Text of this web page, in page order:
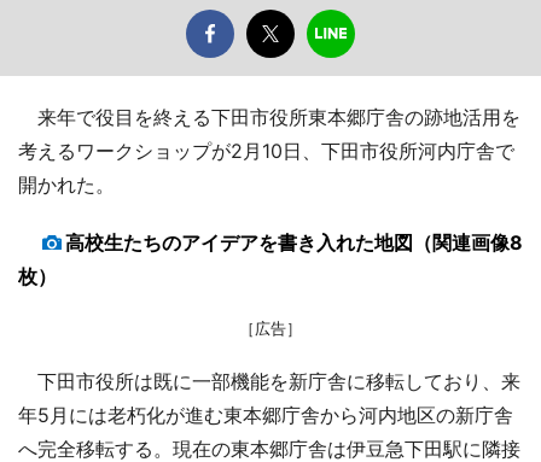
来年で役目を終える下田市役所東本郷庁舎の跡地活用を
考えるワークショップが2月10日、下田市役所河内庁舎で
開かれた。
高校生たちのアイデアを書き入れた地図（関連画像8
枚）
［広告］
下田市役所は既に一部機能を新庁舎に移転しており、来
年5月には老朽化が進む東本郷庁舎から河内地区の新庁舎
へ完全移転する。現在の東本郷庁舎は伊豆急下田駅に隣接